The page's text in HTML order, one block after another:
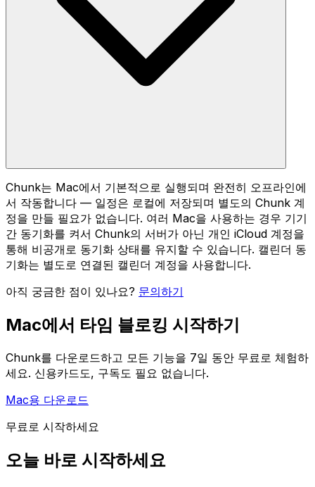
Chunk는 Mac에서 기본적으로 실행되며 완전히 오프라인에
서 작동합니다 — 일정은 로컬에 저장되며 별도의 Chunk 계
정을 만들 필요가 없습니다. 여러 Mac을 사용하는 경우 기기
간 동기화를 켜서 Chunk의 서버가 아닌 개인 iCloud 계정을
통해 비공개로 동기화 상태를 유지할 수 있습니다. 캘린더 동
기화는 별도로 연결된 캘린더 계정을 사용합니다.
아직 궁금한 점이 있나요? 문의하기
Mac에서 타임 블로킹 시작하기
Chunk를 다운로드하고 모든 기능을 7일 동안 무료로 체험하
세요. 신용카드도, 구독도 필요 없습니다.
Mac용 다운로드
무료로 시작하세요
오늘 바로 시작하세요